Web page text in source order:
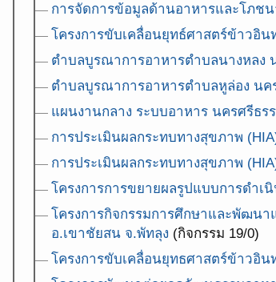
การจัดการข้อมูลด้านอาหารและโภช
โครงการขับเคลื่อนยุทธ์ศาสตร์ข้าวอิน
ตำบลบูรณาการอาหารตำบลนางหลง
ตำบลบูรณาการอาหารตำบลหูล่อง นค
แผนงานกลาง ระบบอาหาร นครศรีธร
การประเมินผลกระทบทางสุขภาพ
การประเมินผลกระทบทางสุขภาพ
โครงการการขยายผลรูปแบบการดำ
โครงการกิจกรรมการศึกษาและพัฒน
อ.เขาชัยสน จ.พัทลุง (กิจกรรม 19/0)
โครงการขับเคลื่อนยุทธศาสตร์ข้าวอิ